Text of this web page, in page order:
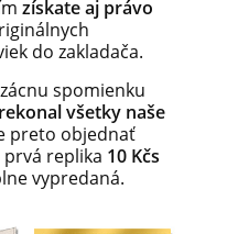
získate aj právo
do zakladača.
spomienku
všetky naše
preto objednať
replika 10 Kčs
vypredaná.